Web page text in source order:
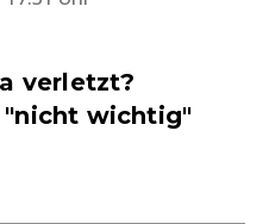
verletzt?
"nicht wichtig"